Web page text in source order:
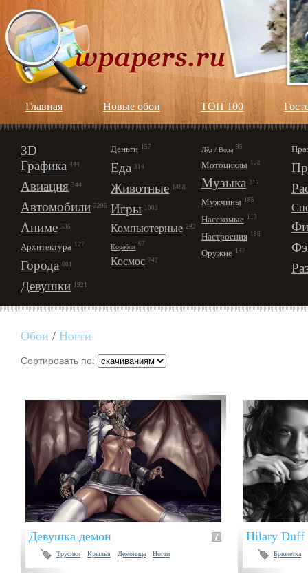
Главная Новые обои ТОП 100
3D
Графика 444
Авиация 344
Автомобили 3296
Аниме 536
Архитектура 127
Города 601
Девушки 1921
Деньги 157
Еда 314
Животные 1488
Игры 1003
Компьютерные 242
Корабли 67
Космос 242
Лёд / Вода 95
Мотоциклы 132
Музыка 312
Мужчины 185
Насекомые 113
Настроения 186
Оружие 147
Обои / Ногти
Сортировать по:
Девушка демон
Трусики Крылья Демоница Ногти
Hilary Duff
Брюнетка